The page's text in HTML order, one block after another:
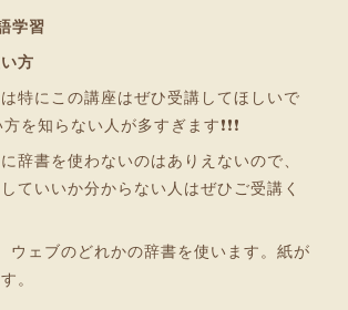
学習
方
特にこの講座はぜひ受講してほしいで
方を知らない人が多すぎます❗❗❗
辞書を使わないのはありえないので、
ていいか分からない人はぜひご受講く
ウェブのどれかの辞書を使います。紙が
。